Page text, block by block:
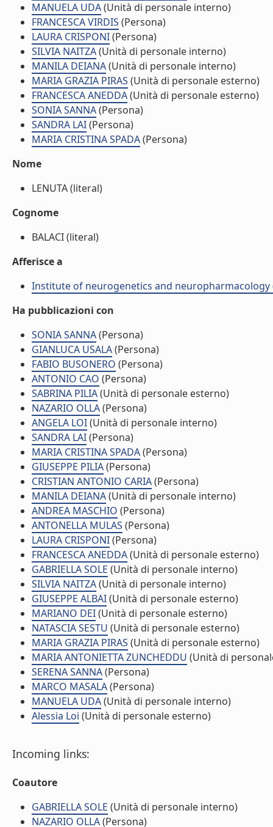
MANUELA UDA(Unità di personale interno)
FRANCESCA VIRDIS (Persona)
LAURA CRISPONI(Persona)
SILVIA NAITZA(Unità di personale interno)
MANILA DEIANA(Unità di personale interno)
MARIA GRAZIA PIRAS (Unità di personale esterno)
FRANCESCA ANEDDA(Unità di personale esterno)
SONIA SANNA(Persona)
SANDRA LAI(Persona)
MARIA CRISTINA SPADA(Persona)
Nome
LENUTA (literal)
Cognome
BALACI (literal)
Afferisce a
Institute of neurogenetics and neuropharmacology
Ha pubblicazioni con
SONIA SANNA(Persona)
GIANLUCA USALA(Persona)
FABIO BUSONERO (Persona)
ANTONIO CAO (Persona)
SABRINA PILIA(Unità di personale esterno)
NAZARIO OLLA(Persona)
ANGELA LOI(Unità di personale interno)
SANDRA LAI(Persona)
MARIA CRISTINA SPADA(Persona)
GIUSEPPE PILIA(Persona)
CRISTIAN ANTONIO CARIA(Persona)
MANILA DEIANA(Unità di personale interno)
ANDREA MASCHIO (Persona)
ANTONELLA MULAS (Persona)
LAURA CRISPONI(Persona)
FRANCESCA ANEDDA(Unità di personale esterno)
GABRIELLA SOLE (Unità di personale interno)
SILVIA NAITZA(Unità di personale interno)
GIUSEPPE ALBAI(Unità di personale esterno)
MARIANO DEI(Unità di personale esterno)
NATASCIA SESTU (Unità di personale esterno)
MARIA GRAZIA PIRAS (Unità di personale esterno)
MARIA ANTONIETTA ZUNCHEDDU (Unità di
SERENA SANNA(Persona)
MARCO MASALA(Persona)
MANUELA UDA(Unità di personale interno)
Alessia Loi (Unità di personale esterno)
Incoming links:
Coautore
GABRIELLA SOLE (Unità di personale interno)
NAZARIO OLLA(Persona)